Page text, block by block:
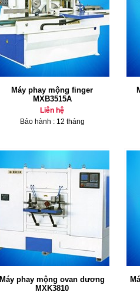
Máy phay mộng finger
MXB3515A
Liên hệ
Bảo hành : 12 tháng
Máy phay mộng ovan dương
MXK3810